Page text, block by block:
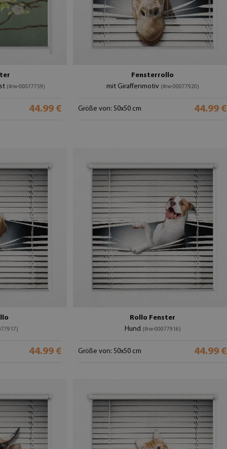
(#rw-00077759)
44.99 €
Fensterrollo
mit Giraffenmotiv (#rw-00077920)
Größe von: 50x50 cm 44.99 €
44.99 €
Rollo Fenster
Hund (#rw-00077916)
Größe von: 50x50 cm 44.99 €